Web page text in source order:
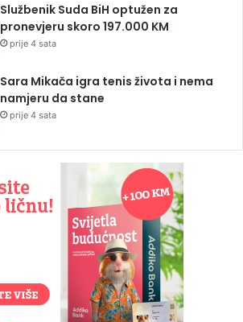
Službenik Suda BiH optužen za
pronevjeru skoro 197.000 KM
prije 4 sata
Sara Mikača igra tenis života i nema
namjeru da stane
prije 4 sata